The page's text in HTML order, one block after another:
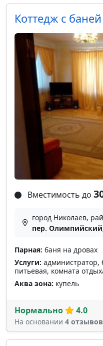
Коттедж с
Вместимость до
город Николаев,
пер.
Парная: баня на дровах
Услуги: администратор,
питьевая, комната
Аква зона: купель
Нормально 4.0
На основании 4 отзывов